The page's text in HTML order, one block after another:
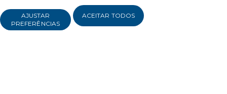
AJUSTAR
PREFERÊNCIAS
ACEITAR TODOS